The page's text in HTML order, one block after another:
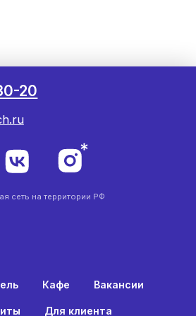
Кафе Вакансии
Для клиента